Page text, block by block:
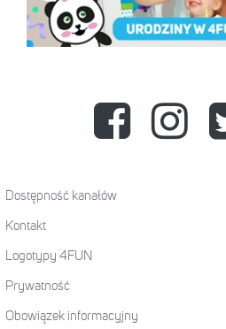
Dostępność kanałów
Kontakt
Logotypy 4FUN
Prywatność
Obowiązek informacyjny